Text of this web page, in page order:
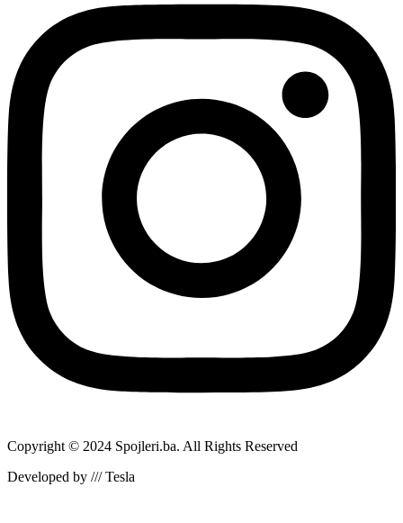
Copyright © 2024 Spojleri.ba. All Rights Reserved
Developed by /// Tesla